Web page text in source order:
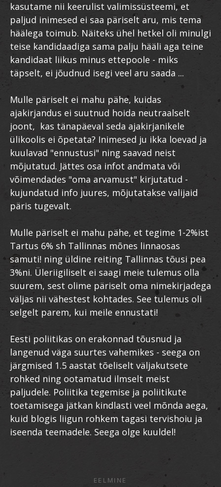
kasutame nii keerulist valimissüsteemi, et
paljud inimesed ei saa päriselt aru, mis tema
häälega toimub. Näiteks ühel hetkel oli minulgi
teise kandidaadiga sama palju hääli aga teine
kandidaat liikus minus ettepoole - miks
täpselt, ei jõudnud isegi veel aru saada ...
Mulle päriselt ei mahu pähe, kuidas
ajakirjandus ei suutnud hoida neutraalselt
joont, kas tänapäeval seda ajakirjanikele
ülikoolis ei õpetata? Inimesed ju ikka loevad ja
kuulavad "ennustusi" ning saavad neist
mõjutatud. Jättes osa infot andmata või
võimendades "oma arvamust" kirjutatud -
kujundatud info juures, mõjutatakse valijaid
päris tugevalt.
Mulle päriselt ei mahu pähe, et tegime 1-2%ist
Tartus 6% sh Tallinnas mõnes linnaosas
samuti! ning üldine reiting Tallinnas tõusi pea
3%ni. Üleriigiliselt ei saagi meie tulemus olla
suurem, sest olime päriselt oma nimekirjadega
väljas nii vähestest kohtades. See tulemus oli
selgelt parem, kui meile ennustati!
Eesti poliitikas on erakonnad tõusnud ja
langenud väga suurtes vahemikes - seega on
järgmised 1.5 aastat tõeliselt väljakutsete
rohked ning ootamatud ilmselt meist
paljudele. Poliitika tegemise ja poliitikute
toetamisega jätkan kindlasti veel mõnda aega,
kuid blogis liigun rohkem tagasi tervishoiu ja
iseenda teemadele. Seega olge kuuldel!
EELMINE